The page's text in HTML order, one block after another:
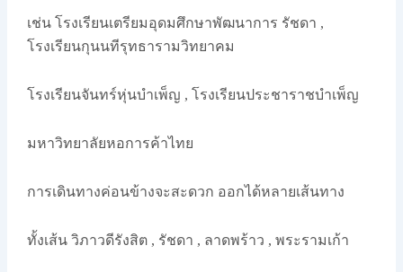
เช่น โรงเรียนเตรียมอุดมศึกษาพัฒนาการ รัชดา ,
โรงเรียนกุนนทีรุทธารามวิทยาคม
โรงเรียนจันทร์หุ่นบำเพ็ญ , โรงเรียนประชาราชบําเพ็ญ
มหาวิทยาลัยหอการค้าไทย
การเดินทางค่อนข้างจะสะดวก ออกได้หลายเส้นทาง
ทั้งเส้น วิภาวดีรังสิต , รัชดา , ลาดพร้าว , พระรามเก้า